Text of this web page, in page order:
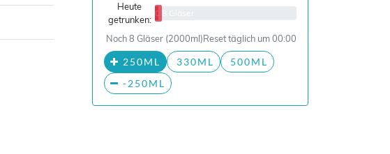
Heute
getrunken:
0/8 Gläser
Noch 8 Gläser (2000ml)Reset täglich um 00:00
250ML 330ML
500ML
-250ML